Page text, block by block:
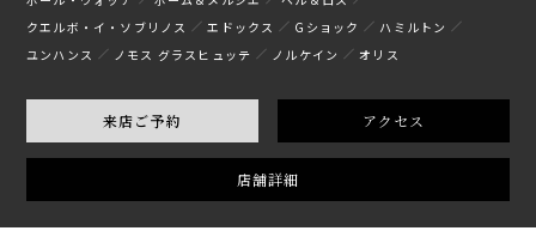
クエルボ・イ・ソブリノス
エドックス Gショック
ハミルトン
ユンハンス
ノモス グラスヒュッテ ノルケイン オリス
来店ご予約 アクセス
店舗詳細